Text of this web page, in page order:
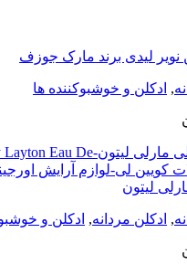
نویر لیدی برند مارک جوزف
, ادکلن و خوشبوکننده ها
لیتون
, ادکلن مردانه, ادکلن و